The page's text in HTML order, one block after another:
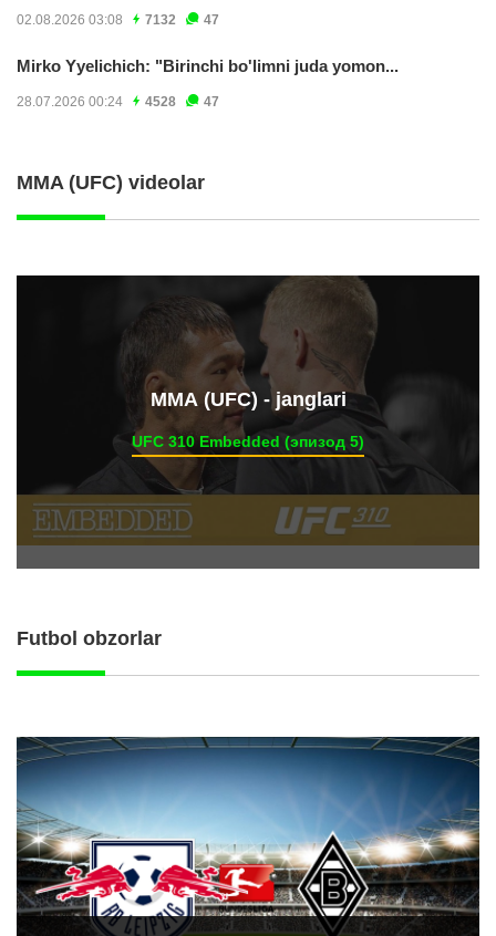
02.08.2026 03:08 7132 47
Mirko Yyelichich: "Birinchi bo'limni juda yomon...
28.07.2026 00:24 4528 47
MMA (UFC) videolar
ММА (UFC) - janglari
UFC 310 Embedded (эпизод 5)
Futbol obzorlar